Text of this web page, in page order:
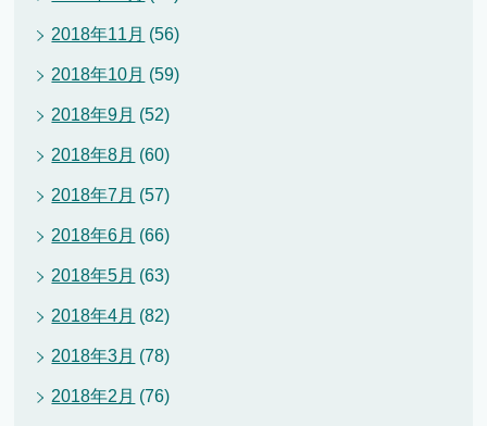
2018年11月 (56)
2018年10月 (59)
2018年9月 (52)
2018年8月 (60)
2018年7月 (57)
2018年6月 (66)
2018年5月 (63)
2018年4月 (82)
2018年3月 (78)
2018年2月 (76)